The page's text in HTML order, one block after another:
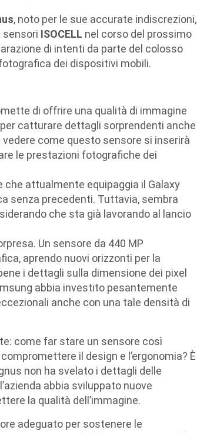
, noto per le sue accurate indiscrezioni,
sensori ISOCELL nel corso del prossimo
di intenti da parte del colosso
dei dispositivi mobili.
di offrire una qualità di immagine
catturare dettagli sorprendenti anche
come questo sensore si inserirà
le prestazioni fotografiche dei
che attualmente equipaggia il Galaxy
senza precedenti. Tuttavia, sembra
che sta già lavorando al lancio
Un sensore da 440 MP
aprendo nuovi orizzonti per la
i dettagli sulla dimensione dei pixel
abbia investito pesantemente
anche con una tale densità di
come far stare un sensore così
il design e l’ergonomia? È
non ha svelato i dettagli delle
abbia sviluppato nuove
la qualità dell’immagine.
adeguato per sostenere le